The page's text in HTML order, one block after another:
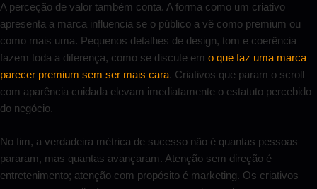
A perceção de valor também conta. A forma como um criativo
apresenta a marca influencia se o público a vê como premium ou
como mais uma. Pequenos detalhes de design, tom e coerência
fazem toda a diferença, como se discute em o que faz uma marca
parecer premium sem ser mais cara. Criativos que param o scroll
com aparência cuidada elevam imediatamente o estatuto percebido
do negócio.
No fim, a verdadeira métrica de sucesso não é quantas pessoas
pararam, mas quantas avançaram. Atenção sem direção é
entretenimento; atenção com propósito é marketing. Os criativos